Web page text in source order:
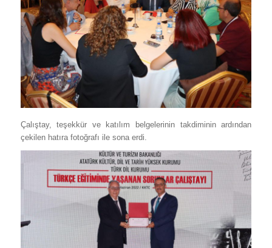
Çalıştay, teşekkür ve katılım belgelerinin takdiminin ardından
çekilen hatıra fotoğrafı ile sona erdi.